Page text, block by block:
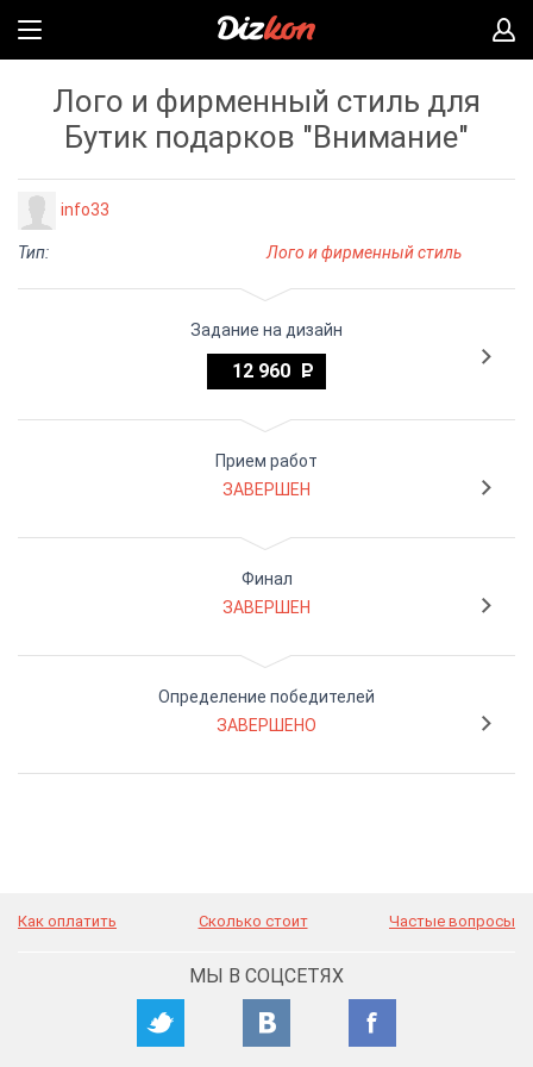
Лого и фирменный стиль для
Бутик подарков "Внимание"
info33
Тип: Лого и фирменный стиль
Задание на дизайн
12 960
Прием работ
ЗАВЕРШЕН
Финал
ЗАВЕРШЕН
Определение победителей
ЗАВЕРШЕНО
Как оплатить Сколько стоит Частые вопросы
МЫ В СОЦСЕТЯХ